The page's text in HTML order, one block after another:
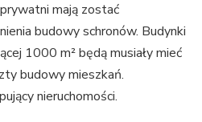
mają zostać
budowy schronów. Budynki
1000 m² będą musiały mieć
budowy mieszkań.
nieruchomości.